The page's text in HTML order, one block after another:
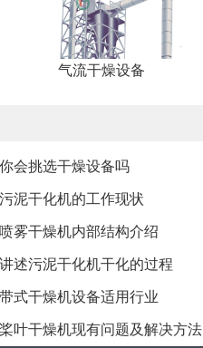
气流干燥设备
你会挑选干燥设备吗
​污泥干化机的工作现状
​喷雾干燥机内部结构介绍
讲述污泥干化机干化的过程
带式干燥机设备适用行业
​桨叶干燥机现有问题及解决方法